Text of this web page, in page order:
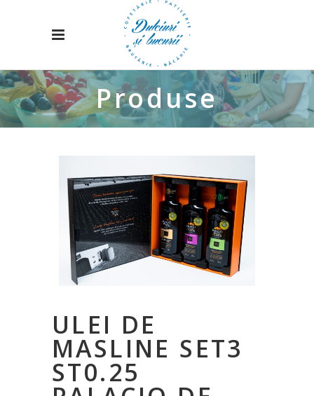
Produse
ULEI DE
MASLINE SET3
ST0.25